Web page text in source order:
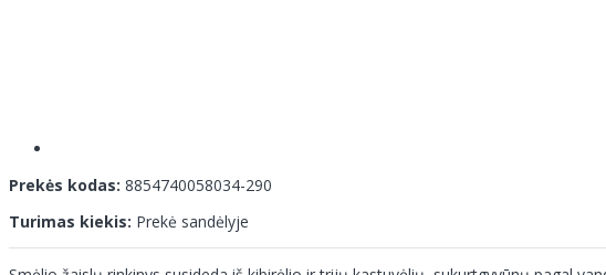
Prekės kodas: 8854740058034-290
Turimas kiekis: Prekė sandėlyje